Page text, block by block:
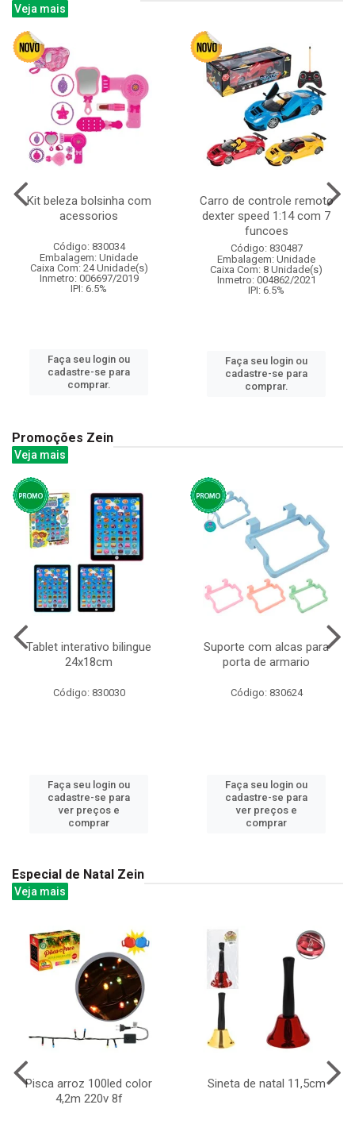
Veja mais
Kit beleza bolsinha com
acessorios
Código: 830034
Embalagem: Unidade
Caixa Com: 24 Unidade(s)
Inmetro: 006697/2019
IPI: 6.5%
Faça seu login ou
cadastre-se para
comprar.
Carro de controle remoto
dexter speed 1:14 com 7
funcoes
Código: 830487
Embalagem: Unidade
Caixa Com: 8 Unidade(s)
Inmetro: 004862/2021
IPI: 6.5%
Faça seu login ou
cadastre-se para
comprar.
Promoções Zein
Veja mais
Tablet interativo bilingue
24x18cm
Código: 830030
Faça seu login ou
cadastre-se para
ver preços e
comprar
Suporte com alcas para
porta de armario
Código: 830624
Faça seu login ou
cadastre-se para
ver preços e
comprar
Especial de Natal Zein
Veja mais
Pisca arroz 100led color
4,2m 220v 8f
Sineta de natal 11,5cm